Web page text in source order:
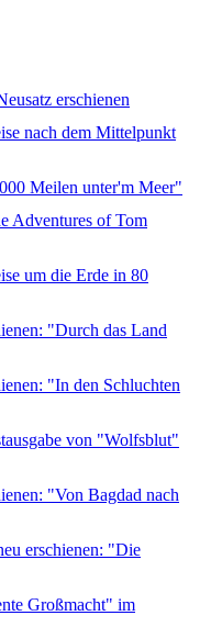
erschienen
nach dem Mittelpunkt
Meilen unter'm Meer"
Adventures of Tom
um die Erde in 80
"Durch das Land
"In den Schluchten
von "Wolfsblut"
"Von Bagdad nach
erschienen: "Die
Großmacht" im